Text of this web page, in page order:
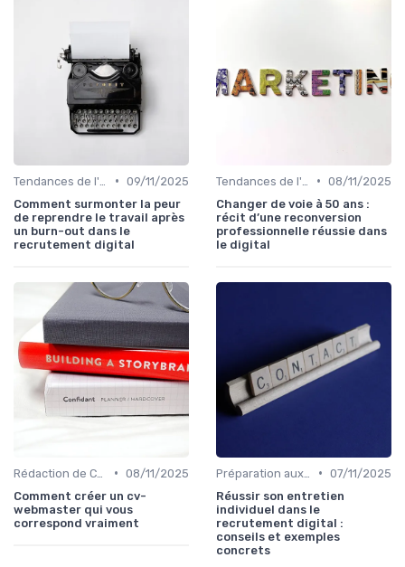
• 09/11/2025
Comment surmonter la peur
de reprendre le travail après
un burn-out dans le
recrutement digital
• 08/11/2025
Changer de voie à 50 ans :
récit d’une reconversion
professionnelle réussie dans
le digital
• 08/11/2025
Comment créer un cv-
webmaster qui vous
correspond vraiment
• 07/11/2025
Réussir son entretien
individuel dans le
recrutement digital :
conseils et exemples
concrets